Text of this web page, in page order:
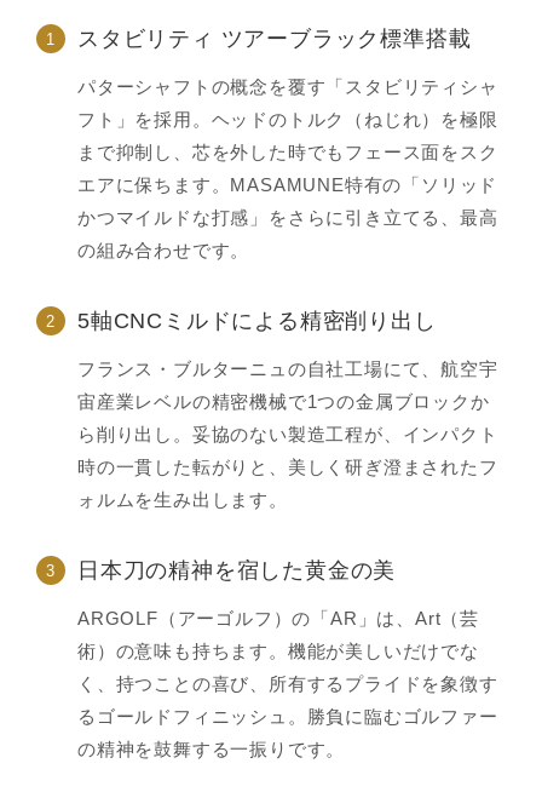
1 スタビリティ ツアーブラック標準搭載
パターシャフトの概念を覆す「スタビリティシャ
フト」を採用。ヘッドのトルク（ねじれ）を極限
まで抑制し、芯を外した時でもフェース面をスク
エアに保ちます。MASAMUNE特有の「ソリッド
かつマイルドな打感」をさらに引き立てる、最高
の組み合わせです。
2 5軸CNCミルドによる精密削り出し
フランス・ブルターニュの自社工場にて、航空宇
宙産業レベルの精密機械で1つの金属ブロックか
ら削り出し。妥協のない製造工程が、インパクト
時の一貫した転がりと、美しく研ぎ澄まされたフ
ォルムを生み出します。
3 日本刀の精神を宿した黄金の美
ARGOLF（アーゴルフ）の「AR」は、Art（芸
術）の意味も持ちます。機能が美しいだけでな
く、持つことの喜び、所有するプライドを象徴す
るゴールドフィニッシュ。勝負に臨むゴルファー
の精神を鼓舞する一振りです。